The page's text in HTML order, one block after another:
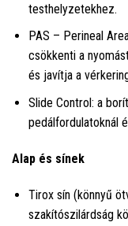
testhelyzetekhez.
PAS – Perineal
csökkenti a
és javítja a
Slide Control: a
pedálfordulatoknál
Alap és sínek
Tirox sín (könnyű
szakítószilárdság